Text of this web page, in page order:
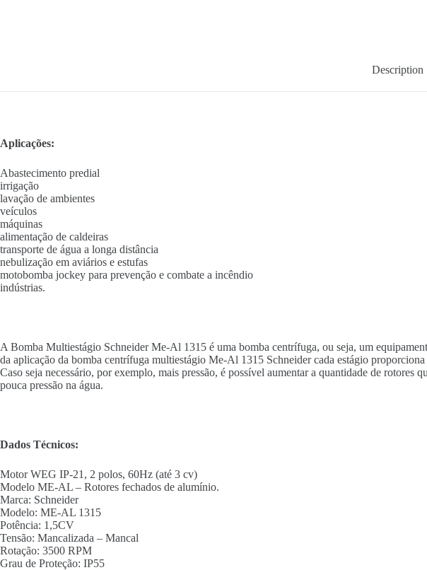
Description
Aplicações:
Abastecimento predial
irrigação
lavação de ambientes
veículos
máquinas
alimentação de caldeiras
transporte de água a longa distância
nebulização em aviários e estufas
motobomba jockey para prevenção e combate a incêndio
indústrias.
A Bomba Multiestágio Schneider Me-Al 1315 é uma bomba centrífuga, ou seja, um
da aplicação da bomba centrífuga multiestágio Me-Al 1315 Schneider cada estágio
Caso seja necessário, por exemplo, mais pressão, é possível aumentar a quantidade de
pouca pressão na água.
Dados Técnicos:
Motor WEG IP-21, 2 polos, 60Hz (até 3 cv)
Modelo ME-AL – Rotores fechados de alumínio.
Marca: Schneider
Modelo: ME-AL 1315
Potência: 1,5CV
Tensão: Mancalizada – Mancal
Rotação: 3500 RPM
Grau de Proteção: IP55